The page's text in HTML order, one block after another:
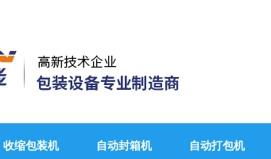
收缩包装机 自动封箱机 自动打包机